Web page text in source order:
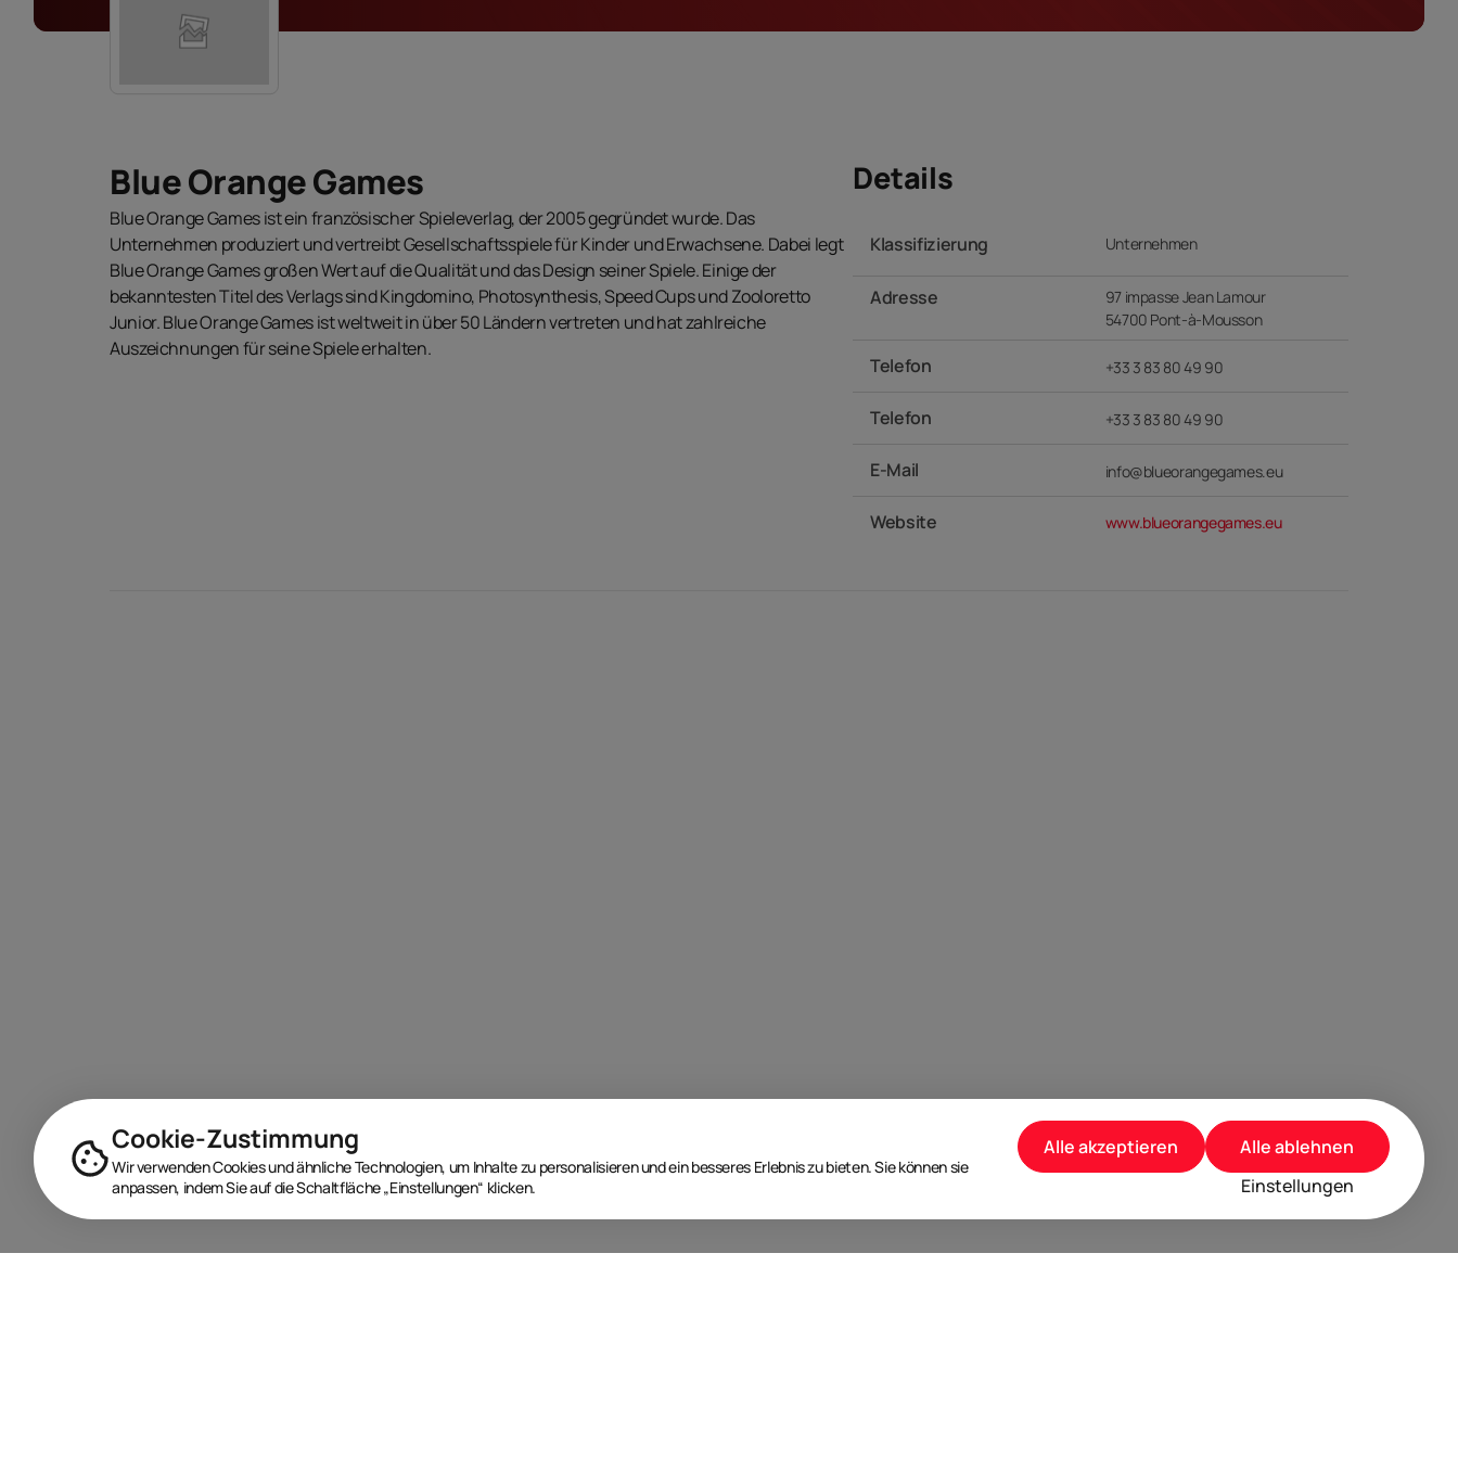
Blue Orange Games
Blue Orange Games ist ein französischer Spieleverlag, der 2005 gegründet wurde. Das
Unternehmen produziert und vertreibt Gesellschaftsspiele für Kinder und Erwachsene. Dabei legt
Blue Orange Games großen Wert auf die Qualität und das Design seiner Spiele. Einige der
bekanntesten Titel des Verlags sind Kingdomino, Photosynthesis, Speed Cups und Zooloretto
Junior. Blue Orange Games ist weltweit in über 50 Ländern vertreten und hat zahlreiche
Auszeichnungen für seine Spiele erhalten.
Details
Klassifizierung Unternehmen
Adresse
97 impasse Jean Lamour
54700 Pont-à-Mousson
Telefon +33 3 83 80 49 90
Telefon +33 3 83 80 49 90
E-Mail info@blueorangegames.eu
Website www.blueorangegames.eu
Cookie-Zustimmung
Wir verwenden Cookies und ähnliche Technologien, um Inhalte zu personalisieren und ein besseres Erlebnis zu bieten. Sie können sie
anpassen, indem Sie auf die Schaltfläche „Einstellungen“ klicken.
Einstellungen
Alle ablehnen
Alle akzeptieren